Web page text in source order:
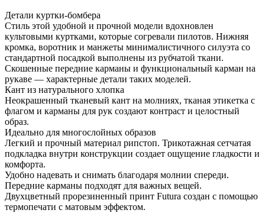
Детали куртки-бомбера
Стиль этой удобной и прочной модели вдохновлен
культовыми куртками, которые согревали пилотов. Нижняя
кромка, воротник и манжеты минималистичного силуэта со
стандартной посадкой выполнены из рубчатой ткани.
Скошенные передние карманы и функциональный карман на
рукаве — характерные детали таких моделей.
Кант из натурального хлопка
Неокрашенный тканевый кант на молниях, тканая этикетка с
флагом и карманы для рук создают контраст и целостный
образ.
Идеально для многослойных образов
Легкий и прочный материал рипстоп. Трикотажная сетчатая
подкладка внутри конструкции создает ощущение гладкости и
комфорта.
Удобно надевать и снимать благодаря молнии спереди.
Передние карманы подходят для важных вещей.
Двухцветный прорезиненный принт Futura создан с помощью
термопечати с матовым эффектом.